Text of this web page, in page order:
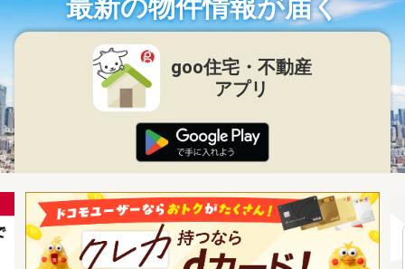
最新の物件情報が届く
goo住宅・不動産
アプリ